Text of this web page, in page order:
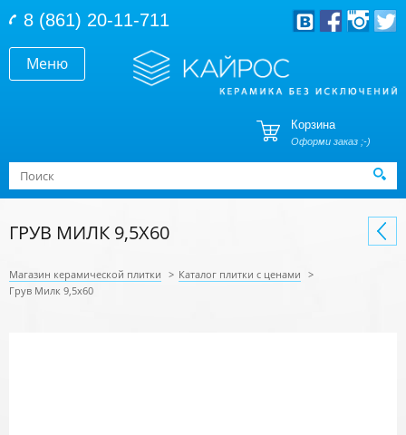
Меню
8 (861) 20-11-711
Корзина
Оформи заказ ;-)
Форма поиска
Поиск
ГРУВ МИЛК 9,5X60
Магазин керамической плитки > Каталог плитки с ценами >
Грув Милк 9,5x60